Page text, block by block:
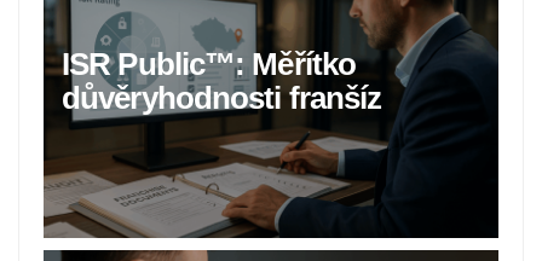
ISR Public™: Měřítko
důvěryhodnosti franšíz